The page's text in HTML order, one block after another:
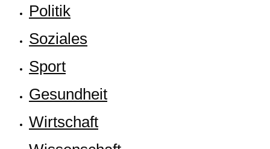
Poli­tik
Sozia­les
Sport
Gesund­heit
Wirt­schaft